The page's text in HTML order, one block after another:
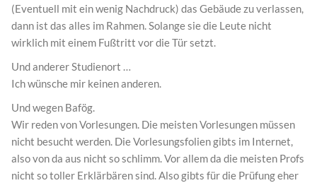
(Eventuell mit ein wenig Nachdruck) das Gebäude zu verlassen,
dann ist das alles im Rahmen. Solange sie die Leute nicht
wirklich mit einem Fußtritt vor die Tür setzt.
Und anderer Studienort …
Ich wünsche mir keinen anderen.
Und wegen Bafög.
Wir reden von Vorlesungen. Die meisten Vorlesungen müssen
nicht besucht werden. Die Vorlesungsfolien gibts im Internet,
also von da aus nicht so schlimm. Vor allem da die meisten Profs
nicht so toller Erklärbären sind. Also gibts für die Prüfung eher